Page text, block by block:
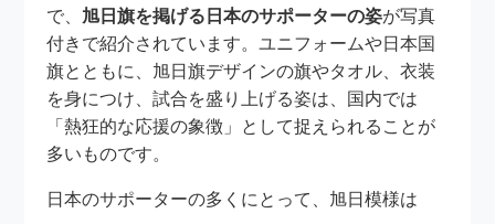
で、 旭日旗を掲げる日本のサポーターの姿が写真
付きで紹介されています。ユニフォームや日本国
旗とともに、旭日旗デザインの旗やタオル、衣装
を身につけ、試合を盛り上げる姿は、国内では
「熱狂的な応援の象徴」として捉えられることが
多いものです。
日本のサポーターの多くにとって、旭日模様は